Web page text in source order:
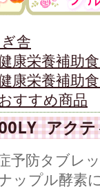
舎
康栄養補助
康栄養補助
すすめ商品
アク
予防タブレ
ップル酵素